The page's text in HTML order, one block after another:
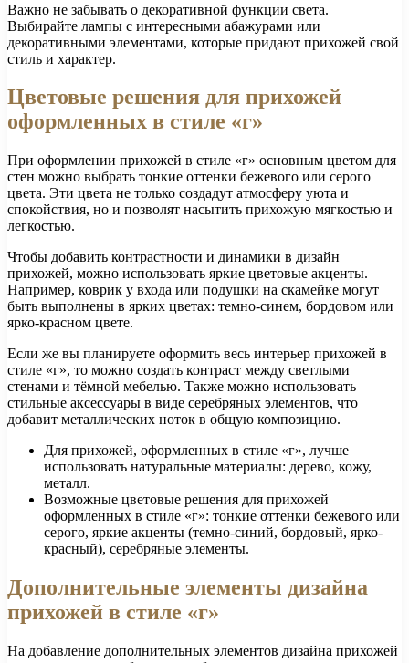
Важно не забывать о декоративной функции света.
Выбирайте лампы с интересными абажурами или
декоративными элементами, которые придают прихожей свой
стиль и характер.
Цветовые решения для прихожей
оформленных в стиле «г»
При оформлении прихожей в стиле «г» основным цветом для
стен можно выбрать тонкие оттенки бежевого или серого
цвета. Эти цвета не только создадут атмосферу уюта и
спокойствия, но и позволят насытить прихожую мягкостью и
легкостью.
Чтобы добавить контрастности и динамики в дизайн
прихожей, можно использовать яркие цветовые акценты.
Например, коврик у входа или подушки на скамейке могут
быть выполнены в ярких цветах: темно-синем, бордовом или
ярко-красном цвете.
Если же вы планируете оформить весь интерьер прихожей в
стиле «г», то можно создать контраст между светлыми
стенами и тёмной мебелью. Также можно использовать
стильные аксессуары в виде серебряных элементов, что
добавит металлических ноток в общую композицию.
Для прихожей, оформленных в стиле «г», лучше
использовать натуральные материалы: дерево, кожу,
металл.
Возможные цветовые решения для прихожей
оформленных в стиле «г»: тонкие оттенки бежевого или
серого, яркие акценты (темно-синий, бордовый, ярко-
красный), серебряные элементы.
Дополнительные элементы дизайна
прихожей в стиле «г»
На добавление дополнительных элементов дизайна прихожей